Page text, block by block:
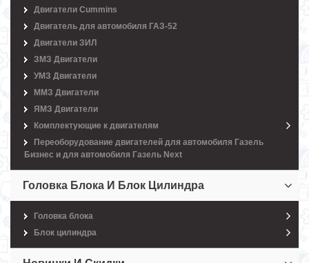
Двигатели Cummins
Двигатель для автомобиля ГАЗ-52
Двигатели ЗИЛ
ЗМЗ Двигатели
УМЗ Двигатели
ММЗ Двигатели
ЯМЗ Двигатели
Комплектующие к двигателям
Переоборудование двигателей для автомобиля Газель
Бизнес и для автомобиля Газель Next
Головка Блока И Блок Цилиндра
Головка блока
Блок цилиндра